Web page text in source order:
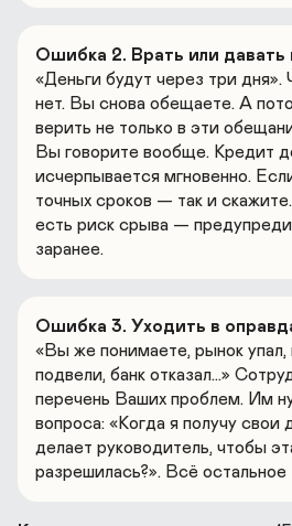
Ошибка 2. Врать или давать
«Деньги будут через три дня».
нет. Вы снова обещаете. А
верить не только в эти
Вы говорите вообще. Кредит
исчерпывается мгновенно.
точных сроков — так и
есть риск срыва —
заранее.
Ошибка 3. Уходить в
«Вы же понимаете, рынок упал,
подвели, банк отказал…»
перечень Ваших проблем. Им
вопроса: «Когда я получу свои
делает руководитель, чтобы
разрешилась?». Всё